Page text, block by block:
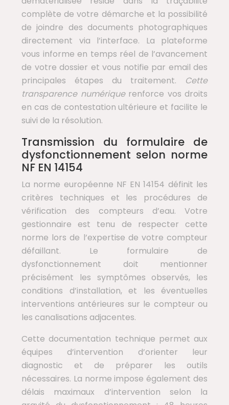
complète de votre démarche et la possibilité
de joindre des documents photographiques
directement via l’interface. La plateforme
vous informe en temps réel de l’avancement
de votre dossier et vous notifie par email des
principales étapes du traitement. Cette
transparence numérique renforce vos droits
en cas de contestation ultérieure et facilite le
suivi de la résolution.
Transmission du formulaire de
dysfonctionnement selon norme
NF EN 14154
La norme européenne NF EN 14154 définit les
critères techniques et les procédures de
vérification des compteurs d’eau. Votre
gestionnaire est tenu de respecter cette
norme lors de l’expertise de votre compteur
défaillant. Le formulaire de
dysfonctionnement doit mentionner
précisément les symptômes observés, les
conditions d’installation, et les éventuelles
interventions antérieures sur le compteur ou
les canalisations adjacentes.
Cette documentation technique permet aux
équipes d’intervention d’orienter leur
diagnostic et de préparer les outils
nécessaires. La norme impose également des
délais maximaux d’intervention selon la